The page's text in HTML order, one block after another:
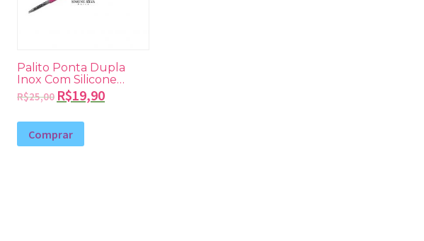
Palito Ponta Dupla
Inox Com Silicone
Manicure
R$25,00 R$19,90
Comprar